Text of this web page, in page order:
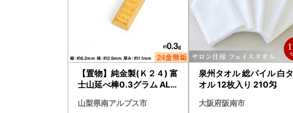
【置物】純金製(Ｋ２４) 富
士山延べ棒0.3グラム ALP
山梨県南アルプス市
泉州タオル 総パイル 白タ
オル 12枚入り 210匁
大阪府阪南市